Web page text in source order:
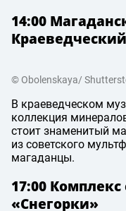
14:00
© Obolenskaya/
В краеведческом
коллекция
стоит знаменитый
из советского
магаданцы.
17:00
«Снегорки»